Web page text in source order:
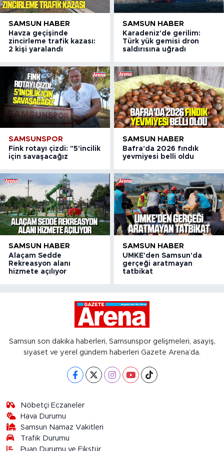
SAMSUN HABER
Havza geçişinde
zincirleme trafik kazası:
2 kişi yaralandı
SAMSUN HABER
Karadeniz'de gerilim:
Türk yük gemisi dron
saldırısına uğradı
SAMSUNSPOR
Fink rotayı çizdi: "5'incilik
için savaşacağız
SAMSUN HABER
Bafra'da 2026 fındık
yevmiyesi belli oldu
SAMSUN HABER
Alaçam Sedde
Rekreasyon alanı
hizmete açılıyor
SAMSUN HABER
UMKE'den Samsun'da
gerçeği aratmayan
tatbikat
Samsun son dakika haberleri, Samsunspor gelişmeleri, asayiş,
siyaset ve yerel gündem haberleri Gazete Arena’da.
Nöbetçi Eczaneler
Hava Durumu
Samsun Namaz Vakitleri
Trafik Durumu
Puan Durumu ve Fikstür